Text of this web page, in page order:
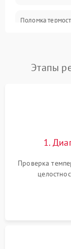
Поломка
Поломка
работе
Этапы
1.
Проверка